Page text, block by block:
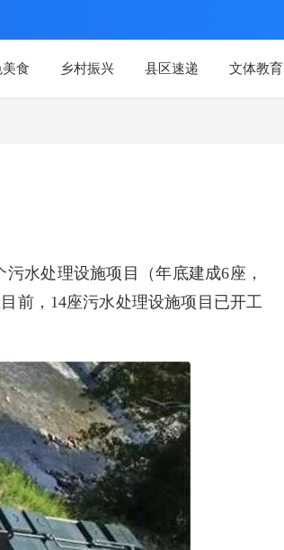
食 乡村振兴 县区速递 文体教育
水处理设施项目（年底建成6座，
前，14座污水处理设施项目已开工